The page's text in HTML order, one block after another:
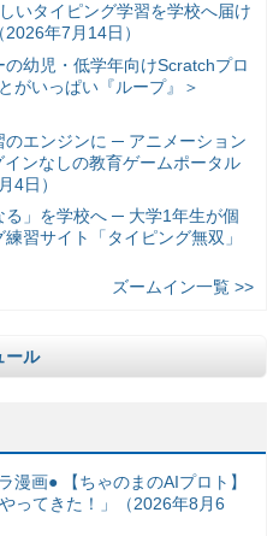
いタイピング学習を学校へ届け
年7月14日）
幼児・低学年向けScratchプロ
いっぱい『ループ』＞
のエンジンに ─ アニメーション
ンなしの教育ゲームポータル
4日）
る」を学校へ ─ 大学1年生が個
習サイト「タイピング無双」
ズームイン一覧 >>
ール
漫画● 【ちゃのまのAIプロト】
ってきた！」（2026年8月6